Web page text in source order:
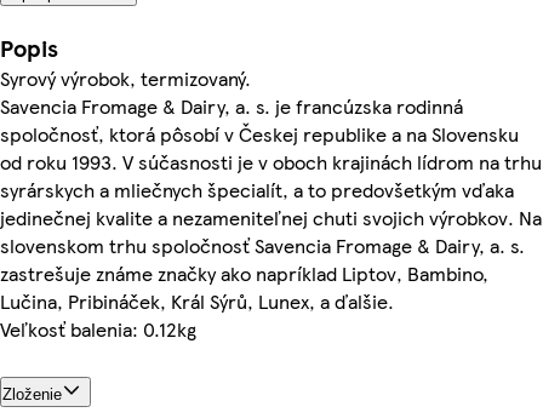
Popis
Syrový výrobok, termizovaný.
Savencia Fromage & Dairy, a. s. je francúzska rodinná
spoločnosť, ktorá pôsobí v Českej republike a na Slovensku
od roku 1993. V súčasnosti je v oboch krajinách lídrom na trhu
syrárskych a mliečnych špecialít, a to predovšetkým vďaka
jedinečnej kvalite a nezameniteľnej chuti svojich výrobkov. Na
slovenskom trhu spoločnosť Savencia Fromage & Dairy, a. s.
zastrešuje známe značky ako napríklad Liptov, Bambino,
Lučina, Pribináček, Král Sýrů, Lunex, a ďalšie.
Veľkosť balenia: 0.12kg
Zloženie